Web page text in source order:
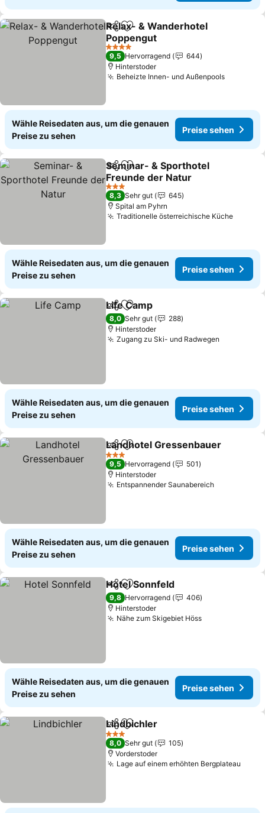
TeilenZu Favoriten hinzufügen
Relax- & Wanderhotel
Poppengut
Preise sehen
4 Sterne
9,5 Hervorragend
644
Hinterstoder
Beheizte Innen- und AußenpoolsPreise
Wähle Reisedaten aus, um die genauen
Preise zu sehen
Preise sehen
TeilenZu Favoriten hinzufügen
Seminar- & Sporthotel
Freunde der Natur
Preise sehen
3 Sterne
8,3 Sehr gut
645
Spital am Pyhrn
Traditionelle österreichische KüchePreise
Wähle Reisedaten aus, um die genauen
Preise zu sehen
Preise sehen
TeilenZu Favoriten hinzufügen
Life Camp
8,0 Sehr gut
288
Hinterstoder
Zugang zu Ski- und Radwegen
Wähle Reisedaten aus, um die genauen
Preise zu sehen
Preise sehen
TeilenZu Favoriten hinzufügen
Landhotel Gressenbauer
3 Sterne
9,5 Hervorragend
501
Hinterstoder
Entspannender SaunabereichPreise
Wähle Reisedaten aus, um die genauen
Preise zu sehen
Preise sehen
TeilenZu Favoriten hinzufügen
Hotel Sonnfeld
9,8 Hervorragend
406
Hinterstoder
Nähe zum Skigebiet HössPreise sehen
Wähle Reisedaten aus, um die genauen
Preise zu sehen
Preise sehen
TeilenZu Favoriten hinzufügen
Lindbichler
3 Sterne
8,0 Sehr gut
105
Vorderstoder
Lage auf einem erhöhten Bergplateau